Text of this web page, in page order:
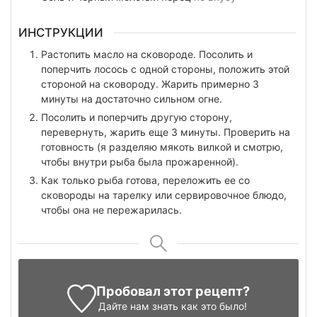
ИНСТРУКЦИИ
Растопить масло на сковороде. Посолить и
поперчить лосось с одной стороны, положить этой
стороной на сковороду. Жарить примерно 3
минуты на достаточно сильном огне.
Посолить и поперчить другую сторону,
перевернуть, жарить еще 3 минуты. Проверить на
готовность (я разделяю мякоть вилкой и смотрю,
чтобы внутри рыба была прожаренной).
Как только рыба готова, переложить ее со
сковороды на тарелку или сервировочное блюдо,
чтобы она не пережарилась.
Пробовал этот рецепт?
Дайте нам знать как это было!